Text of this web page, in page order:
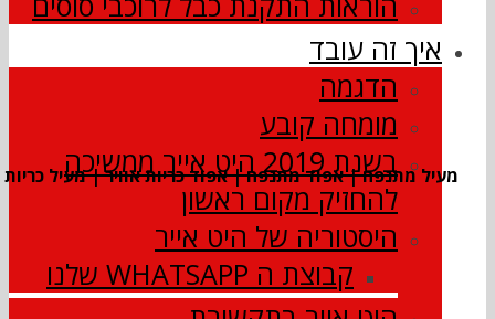
מעיל מתנפח | אפוד מתנפח | אפוד כריות אוויר | מעיל כריות
איך זה עובד
הדגמה
מומחה קובע
בשנת 2019 היט אייר ממשיכה
להחזיק מקום ראשון
היסטוריה של היט אייר
קבוצת ה WHATSAPP שלנו